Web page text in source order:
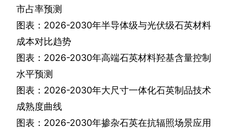
市占率预测
图表： 2026-2030年半导体级与光伏级石英材料
成本对比趋势
图表： 2026-2030年高端石英材料羟基含量控制
水平预测
图表： 2026-2030年大尺寸一体化石英制品技术
成熟度曲线
图表： 2026-2030年掺杂石英在抗辐照场景应用